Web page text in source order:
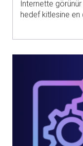
İnternette
hedef kitlesine en